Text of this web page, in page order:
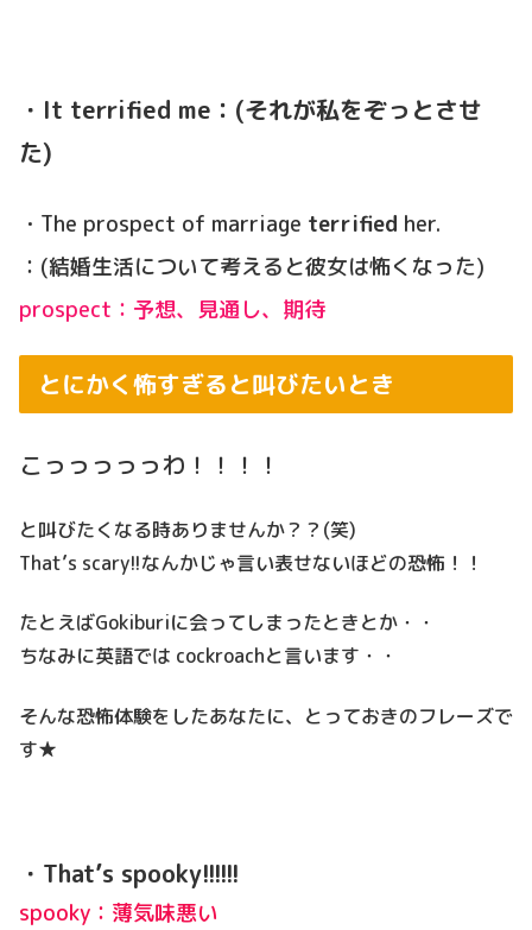
・It terrified me：(それが私をぞっとさせ
た)
・The prospect of marriage terrified her.
：(結婚生活について考えると彼女は怖くなった)
prospect：予想、見通し、期待
とにかく怖すぎると叫びたいとき
こっっっっっわ！！！！
と叫びたくなる時ありませんか？？(笑)
That’s scary!!なんかじゃ言い表せないほどの恐怖！！
たとえばGokiburiに会ってしまったときとか・・
ちなみに英語では cockroachと言います・・
そんな恐怖体験をしたあなたに、とっておきのフレーズで
す★
・That’s spooky!!!!!!
spooky：薄気味悪い